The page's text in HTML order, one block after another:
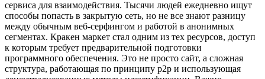
сервиса для взаимодействия. Тысячи людей ежедневно ищут
способы попасть в закрытую сеть, но не все знают разницу
между обычным веб-серфингом и работой в анонимных
сегментах. Кракен маркет стал одним из тех ресурсов, доступ
к которым требует предварительной подготовки
программного обеспечения. Это не просто сайт, а сложная
структура, работающая по принципу p2p и использующая